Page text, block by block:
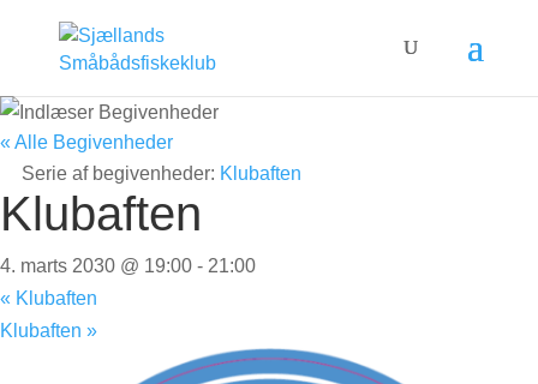
« Alle Begivenheder
Serie af begivenheder: Klubaften
Klubaften
4. marts 2030 @ 19:00 - 21:00
« Klubaften
Klubaften »